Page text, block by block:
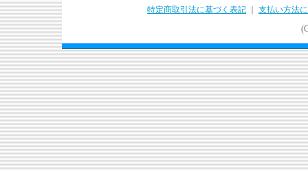
特定商取引法に基づく表記
支払い方法